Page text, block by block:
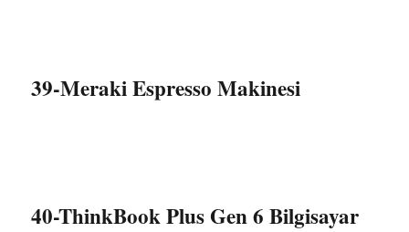
39-Meraki Espresso Makinesi
40-ThinkBook Plus Gen 6 Bilgisayar